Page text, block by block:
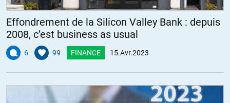
Effondrement de la Silicon Valley Bank : depuis
2008, c’est business as usual
6 99 FINANCE 15.Avr.2023